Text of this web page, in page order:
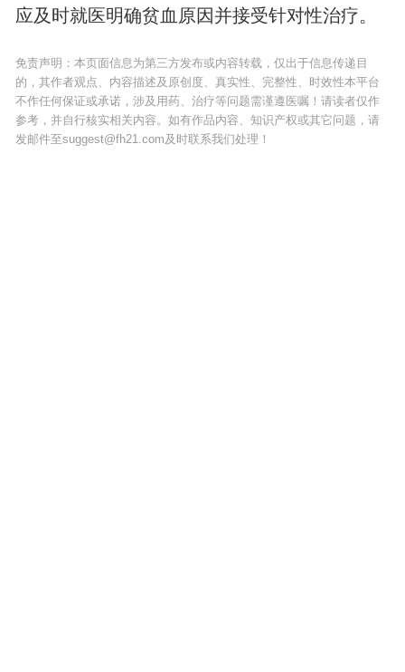
应及时就医明确贫血原因并接受针对性治疗。
免责声明：本页面信息为第三方发布或内容转载，仅出于信息传递目
的，其作者观点、内容描述及原创度、真实性、完整性、时效性本平台
不作任何保证或承诺，涉及用药、治疗等问题需谨遵医嘱！请读者仅作
参考，并自行核实相关内容。如有作品内容、知识产权或其它问题，请
发邮件至suggest@fh21.com及时联系我们处理！